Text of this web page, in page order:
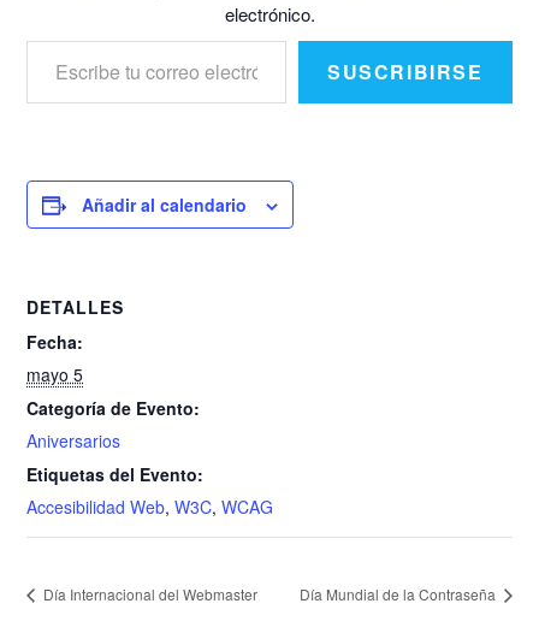
electrónico.
Escribe tu correo electrónico…
SUSCRIBIRSE
Añadir al calendario
DETALLES
Fecha:
mayo 5
Categoría de Evento:
Aniversarios
Etiquetas del Evento:
Accesibilidad Web,W3C,WCAG
Día Internacional del Webmaster Día Mundial de la Contraseña